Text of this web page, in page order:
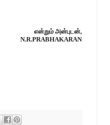
என்றும் அன்புடன்,
N.R.PRABHAKARAN